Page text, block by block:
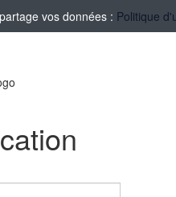
vos données : Politique